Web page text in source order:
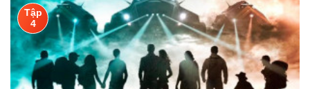
Tập
4